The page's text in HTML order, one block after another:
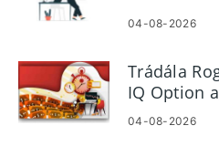
04-08-2026
Trádála
IQ Option
04-08-2026